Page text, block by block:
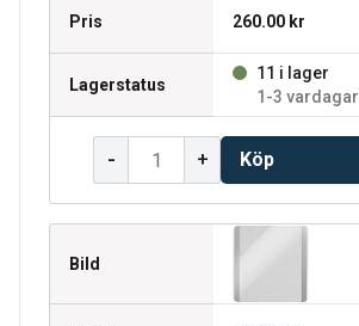
Pris 260.00 kr
Lagerstatus
11 i lager
1-3 vardagar
- + Köp
Bild